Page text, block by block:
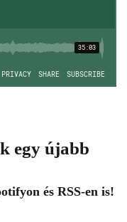
egy újabb
on és RSS-en is!